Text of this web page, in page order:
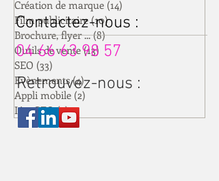
Plan marketing (10)10 posts
Site internet (42)42 posts
Création de marque (14)14 posts
Film publicitaire (10)10 posts
Brochure, flyer ...
Outils de vente (13)13 posts
SEO (33)33 posts
Evènements (4)
Appli mobile (2)
Contactez-nous :
04 66 63 98 57
Retrouvez-nous :